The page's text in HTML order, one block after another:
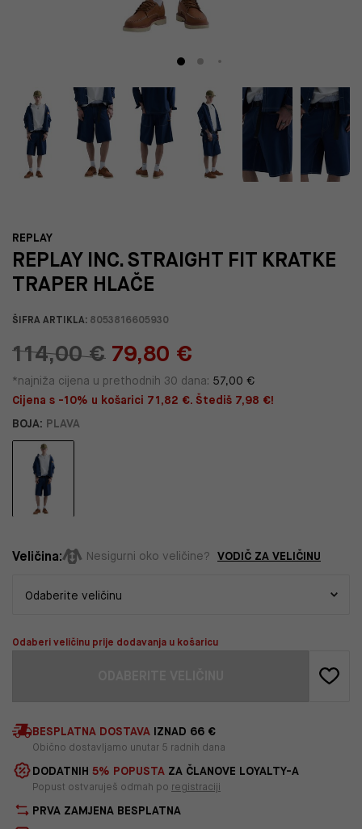
REPLAY
REPLAY INC. STRAIGHT FIT KRATKE
TRAPER HLAČE
ŠIFRA ARTIKLA: 8053816605930
114,00 € 79,80 €
*najniža cijena u prethodnih 30 dana: 57,00 €
Cijena s -10% u košarici 71,82 €. Štediš 7,98 €!
BOJA: PLAVA
Veličina: Nesigurni oko veličine? VODIČ ZA VELIČINU
Odaberi veličinu prije dodavanja u košaricu
BESPLATNA DOSTAVA IZNAD 66 €
Obično dostavljamo unutar 5 radnih dana
DODATNIH 5% POPUSTA ZA ČLANOVE LOYALTY-A
Popust ostvaruješ odmah po registraciji
PRVA ZAMJENA BESPLATNA